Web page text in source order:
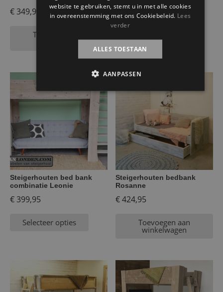
€349,95
Toevoegen aan
winkelwagen
€399,95
Steigerhouten bed bank
combinatie Leonie
€399,95
Selecteer opties
Steigerhouten bedbank
Rosanne
€424,95
Toevoegen aan
winkelwagen
website te gebruiken, stemt u in met alle cookies
in overeenstemming met ons Cookiebeleid. Lees
verder
ALLES TOESTAAN
AANPASSEN